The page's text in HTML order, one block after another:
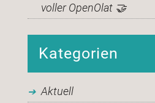
voller OpenOlat 🤝
Kategorien
Aktuell